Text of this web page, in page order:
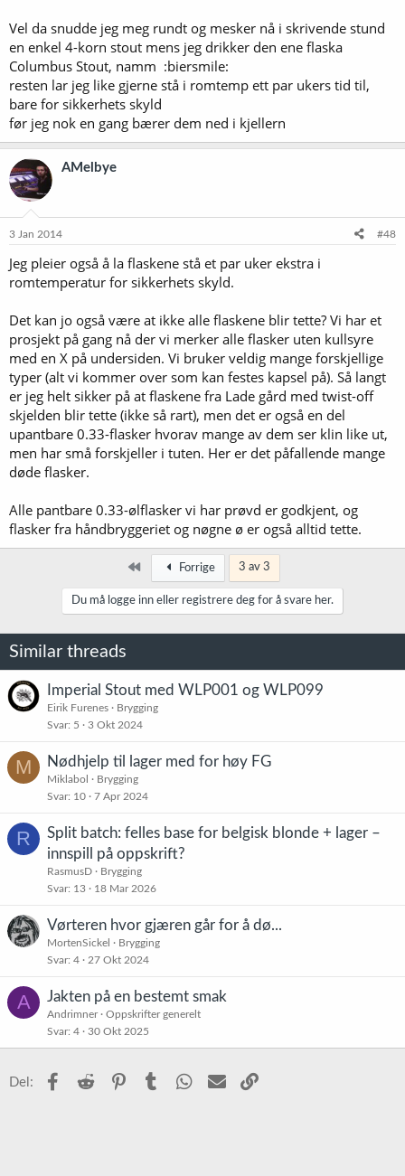
Vel da snudde jeg meg rundt og mesker nå i skrivende stund
en enkel 4-korn stout mens jeg drikker den ene flaska
Columbus Stout, namm :biersmile:
resten lar jeg like gjerne stå i romtemp ett par ukers tid til,
bare for sikkerhets skyld
før jeg nok en gang bærer dem ned i kjellern
AMelbye
3 Jan 2014 #48
Jeg pleier også å la flaskene stå et par uker ekstra i
romtemperatur for sikkerhets skyld.
Det kan jo også være at ikke alle flaskene blir tette? Vi har et
prosjekt på gang nå der vi merker alle flasker uten kullsyre
med en X på undersiden. Vi bruker veldig mange forskjellige
typer (alt vi kommer over som kan festes kapsel på). Så langt
er jeg helt sikker på at flaskene fra Lade gård med twist-off
skjelden blir tette (ikke så rart), men det er også en del
upantbare 0.33-flasker hvorav mange av dem ser klin like ut,
men har små forskjeller i tuten. Her er det påfallende mange
døde flasker.
Alle pantbare 0.33-ølflasker vi har prøvd er godkjent, og
flasker fra håndbryggeriet og nøgne ø er også alltid tette.
Først Forrige 3 av 3
Du må logge inn eller registrere deg for å svare her.
Similar threads
Imperial Stout med WLP001 og WLP099
Eirik Furenes
Brygging
Svar 5 3 Okt 2024
M Nødhjelp til lager med for høy FG
Miklabol
Brygging
Svar 10 7 Apr 2024
R
Split batch: felles base for belgisk blonde + lager –
innspill på oppskrift?
RasmusD
Brygging
Svar 13 18 Mar 2026
Vørteren hvor gjæren går for å dø...
MortenSickel
Brygging
Svar 4 27 Okt 2024
A Jakten på en bestemt smak
Andrimner
Oppskrifter generelt
Svar 4 30 Okt 2025
Del: Facebook
Reddit PinterestTumblr WhatsApp
E-post